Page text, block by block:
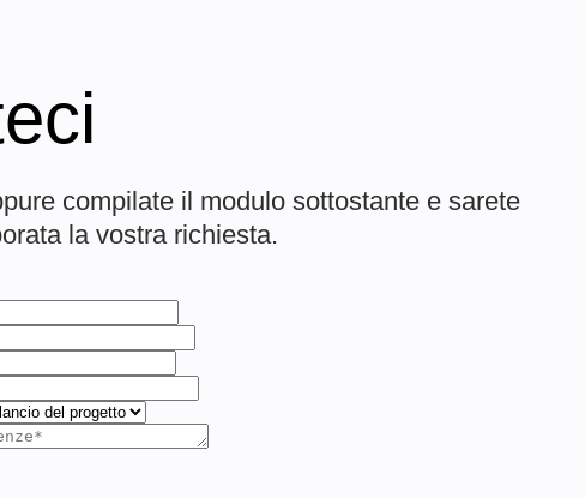
compilate il modulo sottostante e sarete
la vostra richiesta.